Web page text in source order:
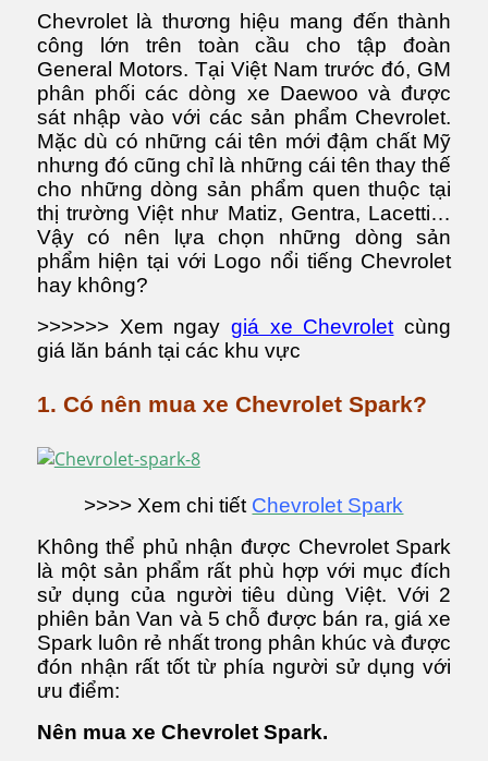
Có
nên
mua
xe
Chevrolet?
Chevrolet là thương hiệu mang đến thành
công lớn trên toàn cầu cho tập đoàn
General Motors. Tại Việt Nam trước đó, GM
phân phối các dòng xe Daewoo và được
sát nhập vào với các sản phẩm Chevrolet.
Mặc dù có những cái tên mới đậm chất Mỹ
nhưng đó cũng chỉ là những cái tên thay thế
cho những dòng sản phẩm quen thuộc tại
thị trường Việt như Matiz, Gentra, Lacetti…
Vậy có nên lựa chọn những dòng sản
phẩm hiện tại với Logo nổi tiếng Chevrolet
hay không?
>>>>>> Xem ngay giá xe Chevrolet cùng
giá lăn bánh tại các khu vực
1. Có nên mua xe Chevrolet Spark?
>>>> Xem chi tiết Chevrolet Spark
Không thể phủ nhận được Chevrolet Spark
là một sản phẩm rất phù hợp với mục đích
sử dụng của người tiêu dùng Việt. Với 2
phiên bản Van và 5 chỗ được bán ra, giá xe
Spark luôn rẻ nhất trong phân khúc và được
đón nhận rất tốt từ phía người sử dụng với
ưu điểm:
Nên mua xe Chevrolet Spark.